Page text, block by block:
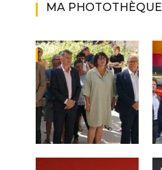
MA PHOTOTHÈQUE